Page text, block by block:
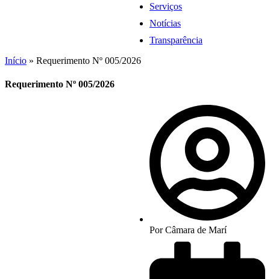
Serviços
Notícias
Transparência
Início » Requerimento Nº 005/2026
Requerimento Nº 005/2026
PorCâmara de Marí